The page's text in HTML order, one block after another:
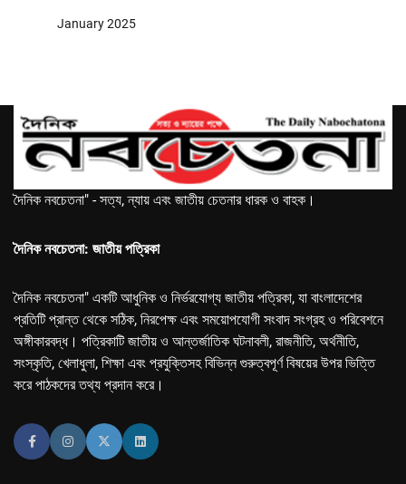
January 2025
দৈনিক নবচেতনা" - সত্য, ন্যায় এবং জাতীয় চেতনার ধারক ও বাহক।
দৈনিক নবচেতনা: জাতীয় পত্রিকা
দৈনিক নবচেতনা" একটি আধুনিক ও নির্ভরযোগ্য জাতীয় পত্রিকা, যা বাংলাদেশের
প্রতিটি প্রান্ত থেকে সঠিক, নিরপেক্ষ এবং সময়োপযোগী সংবাদ সংগ্রহ ও পরিবেশনে
অঙ্গীকারবদ্ধ। পত্রিকাটি জাতীয় ও আন্তর্জাতিক ঘটনাবলী, রাজনীতি, অর্থনীতি,
সংস্কৃতি, খেলাধুলা, শিক্ষা এবং প্রযুক্তিসহ বিভিন্ন গুরুত্বপূর্ণ বিষয়ের উপর ভিত্তি
করে পাঠকদের তথ্য প্রদান করে।